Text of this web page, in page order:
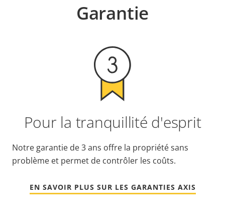
Garantie
Pour la tranquillité d'esprit
Notre garantie de 3 ans offre la propriété sans
problème et permet de contrôler les coûts.
EN SAVOIR PLUS SUR LES GARANTIES AXIS